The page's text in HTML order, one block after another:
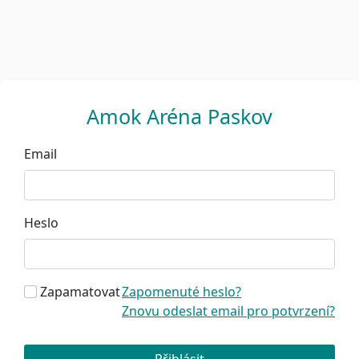
Amok Aréna Paskov
Email
Heslo
ZapamatovatZapomenuté heslo?
Znovu odeslat email pro potvrzení?